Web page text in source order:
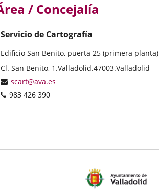
/ Concejalía
Servicio de Cartografía
Edificio San Benito, puerta 25 (primera planta)
Postal
address
Cl. San Benito, 1.Valladolid.47003.Valladolid
Email
scart@ava.es
Phones
983 426 390